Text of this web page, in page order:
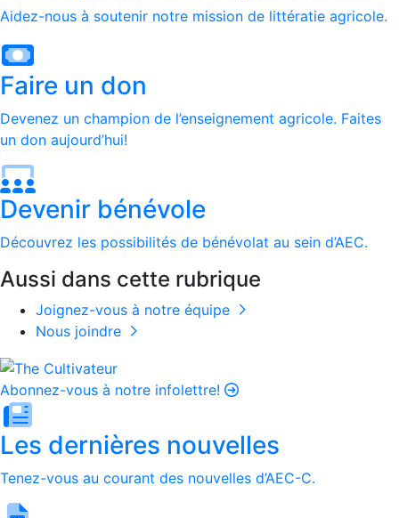
Aidez-nous à soutenir notre mission de littératie agricole.
Faire un don
Devenez un champion de l’enseignement agricole. Faites
un don aujourd’hui!
Devenir bénévole
Découvrez les possibilités de bénévolat au sein d’AEC.
Aussi dans cette rubrique
Joignez-vous à notre équipe
Nous joindre
Abonnez-vous à notre infolettre!
Les dernières nouvelles
Tenez-vous au courant des nouvelles d’AEC-C.